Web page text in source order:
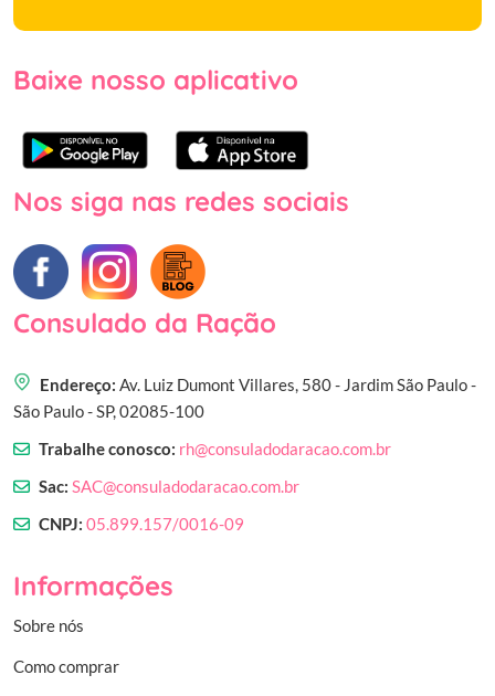
Baixe nosso aplicativo
Nos siga nas redes sociais
Consulado da Ração
Endereço: Av. Luiz Dumont Villares, 580 - Jardim São Paulo -
São Paulo - SP, 02085-100
Trabalhe conosco: rh@consuladodaracao.com.br
Sac: SAC@consuladodaracao.com.br
CNPJ: 05.899.157/0016-09
Informações
Sobre nós
Como comprar